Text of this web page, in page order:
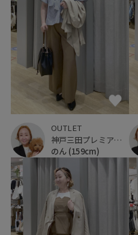
OUTLET
神戸三田プレミアム・アウトレット
のん (159cm)